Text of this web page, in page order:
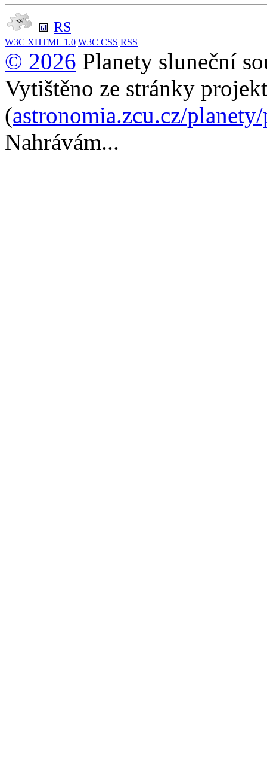
RS
W3C XHTML 1.0 W3C CSS RSS
© 2026 Planety sluneční
Vytištěno ze stránky
(astronomia.zcu.cz/
Nahrávám...